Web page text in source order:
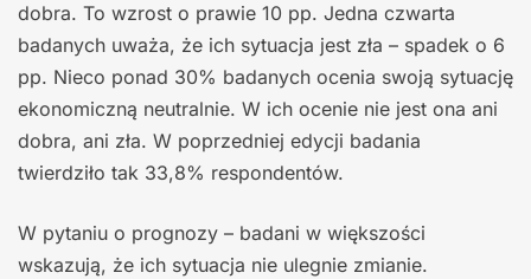
dobra. To wzrost o prawie 10 pp. Jedna czwarta
badanych uważa, że ich sytuacja jest zła – spadek o 6
pp. Nieco ponad 30% badanych ocenia swoją sytuację
ekonomiczną neutralnie. W ich ocenie nie jest ona ani
dobra, ani zła. W poprzedniej edycji badania
twierdziło tak 33,8% respondentów.
W pytaniu o prognozy – badani w większości
wskazują, że ich sytuacja nie ulegnie zmianie.